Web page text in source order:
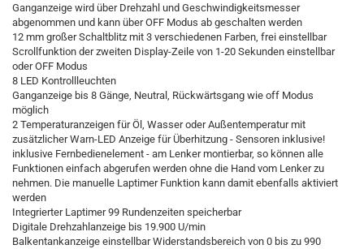
Ganganzeige wird über Drehzahl und Geschwindigkeitsmesser
abgenommen und kann über OFF Modus ab geschalten werden
12 mm großer Schaltblitz mit 3 verschiedenen Farben, frei einstellbar
Scrollfunktion der zweiten Display-Zeile von 1-20 Sekunden einstellbar
oder OFF Modus
8 LED Kontrollleuchten
Ganganzeige bis 8 Gänge, Neutral, Rückwärtsgang wie off Modus
möglich
2 Temperaturanzeigen für Öl, Wasser oder Außentemperatur mit
zusätzlicher Warn-LED Anzeige für Überhitzung - Sensoren inklusive!
inklusive Fernbedienelement - am Lenker montierbar, so können alle
Funktionen einfach abgerufen werden ohne die Hand vom Lenker zu
nehmen. Die manuelle Laptimer Funktion kann damit ebenfalls aktiviert
werden
Integrierter Laptimer 99 Rundenzeiten speicherbar
Digitale Drehzahlanzeige bis 19.900 U/min
Balkentankanzeige einstellbar Widerstandsbereich von 0 bis zu 990